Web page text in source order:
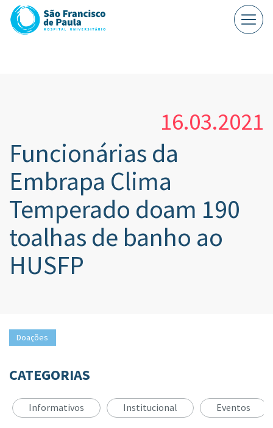
16.03.2021
Funcionárias da
Embrapa Clima
Temperado doam 190
toalhas de banho ao
HUSFP
Doações
CATEGORIAS
Informativos Institucional Eventos